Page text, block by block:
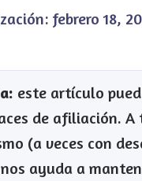
febrero 18,
este artículo
de afiliación. A
(a veces con
ayuda a